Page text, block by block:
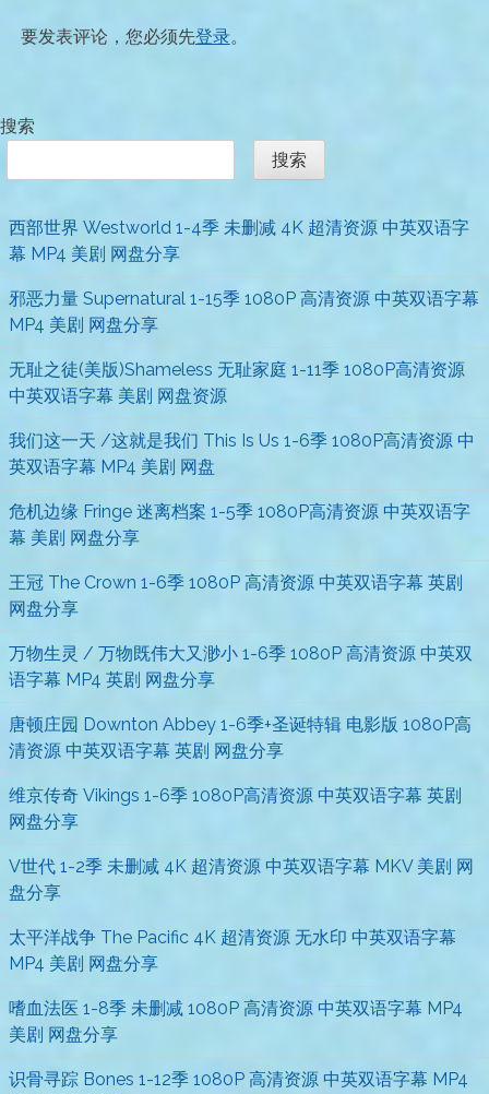
要发表评论，您必须先登录。
搜索
搜索
西部世界 Westworld 1-4季 未删减 4K 超清资源 中英双语字
幕 MP4 美剧 网盘分享
邪恶力量 Supernatural 1-15季 1080P 高清资源 中英双语字幕
MP4 美剧 网盘分享
无耻之徒(美版)Shameless 无耻家庭 1-11季 1080P高清资源
中英双语字幕 美剧 网盘资源
我们这一天 /这就是我们 This Is Us 1-6季 1080P高清资源 中
英双语字幕 MP4 美剧 网盘
危机边缘 Fringe 迷离档案 1-5季 1080P高清资源 中英双语字
幕 美剧 网盘分享
王冠 The Crown 1-6季 1080P 高清资源 中英双语字幕 英剧
网盘分享
万物生灵 / 万物既伟大又渺小 1-6季 1080P 高清资源 中英双
语字幕 MP4 英剧 网盘分享
唐顿庄园 Downton Abbey 1-6季+圣诞特辑 电影版 1080P高
清资源 中英双语字幕 英剧 网盘分享
维京传奇 Vikings 1-6季 1080P高清资源 中英双语字幕 英剧
网盘分享
V世代 1-2季 未删减 4K 超清资源 中英双语字幕 MKV 美剧 网
盘分享
太平洋战争 The Pacific 4K 超清资源 无水印 中英双语字幕
MP4 美剧 网盘分享
嗜血法医 1-8季 未删减 1080P 高清资源 中英双语字幕 MP4
美剧 网盘分享
识骨寻踪 Bones 1-12季 1080P 高清资源 中英双语字幕 MP4